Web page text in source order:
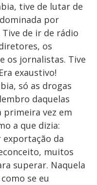
tive de lutar de
por
de ir de rádio
os
os jornalistas. Tive
exaustivo!
só as drogas
daquelas
primeira vez em
a que dizia:
exportação da
muitos
superar. Naquela
se eu